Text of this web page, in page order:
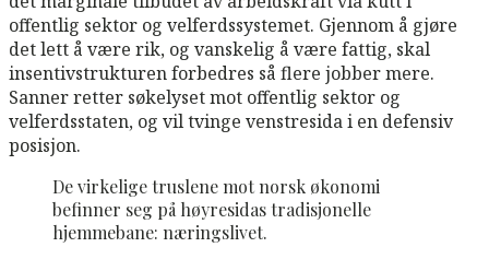
offentlig sektor og velferdssystemet. Gjennom å gjøre
det lett å være rik, og vanskelig å være fattig, skal
insentivstrukturen forbedres så flere jobber mere.
Sanner retter søkelyset mot offentlig sektor og
velferdsstaten, og vil tvinge venstresida i en defensiv
posisjon.
De virkelige truslene mot norsk økonomi
befinner seg på høyresidas tradisjonelle
hjemmebane: næringslivet.